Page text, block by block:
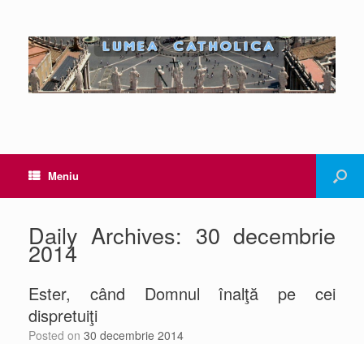
Meniu
Daily Archives: 30 decembrie
2014
Ester, când Domnul înalţă pe cei
dispretuiţi
Posted on 30 decembrie 2014